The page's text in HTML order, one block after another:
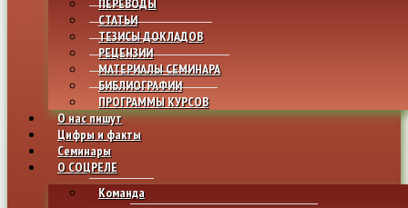
ПЕРЕВОДЫ
СТАТЬИ
ТЕЗИСЫ ДОКЛАДОВ
РЕЦЕНЗИИ
МАТЕРИАЛЫ СЕМИНАРА
БИБЛИОГРАФИИ
ПРОГРАММЫ КУРСОВ
О нас пишут
Цифры и факты
Семинары
О СОЦРЕЛЕ
Команда